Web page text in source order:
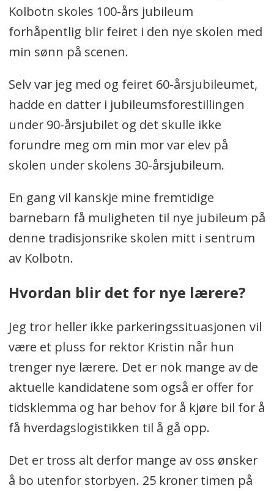
Kolbotn skoles 100-års jubileum
forhåpentlig blir feiret i den nye skolen med
min sønn på scenen.
Selv var jeg med og feiret 60-årsjubileumet,
hadde en datter i jubileumsforestillingen
under 90-årsjubilet og det skulle ikke
forundre meg om min mor var elev på
skolen under skolens 30-årsjubileum.
En gang vil kanskje mine fremtidige
barnebarn få muligheten til nye jubileum på
denne tradisjonsrike skolen mitt i sentrum
av Kolbotn.
Hvordan blir det for nye lærere?
Jeg tror heller ikke parkeringssituasjonen vil
være et pluss for rektor Kristin når hun
trenger nye lærere. Det er nok mange av de
aktuelle kandidatene som også er offer for
tidsklemma og har behov for å kjøre bil for å
få hverdagslogistikken til å gå opp.
Det er tross alt derfor mange av oss ønsker
å bo utenfor storbyen. 25 kroner timen på